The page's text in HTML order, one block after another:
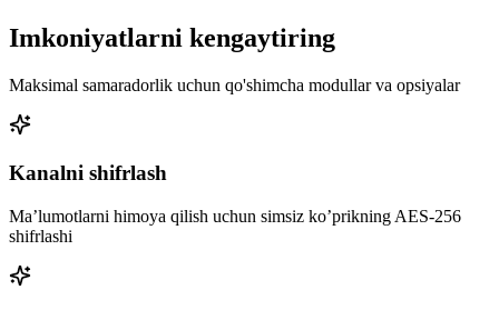
Imkoniyatlarni kengaytiring
Maksimal samaradorlik uchun qo'shimcha modullar va opsiyalar
Kanalni shifrlash
Ma’lumotlarni himoya qilish uchun simsiz ko’prikning AES-256
shifrlashi